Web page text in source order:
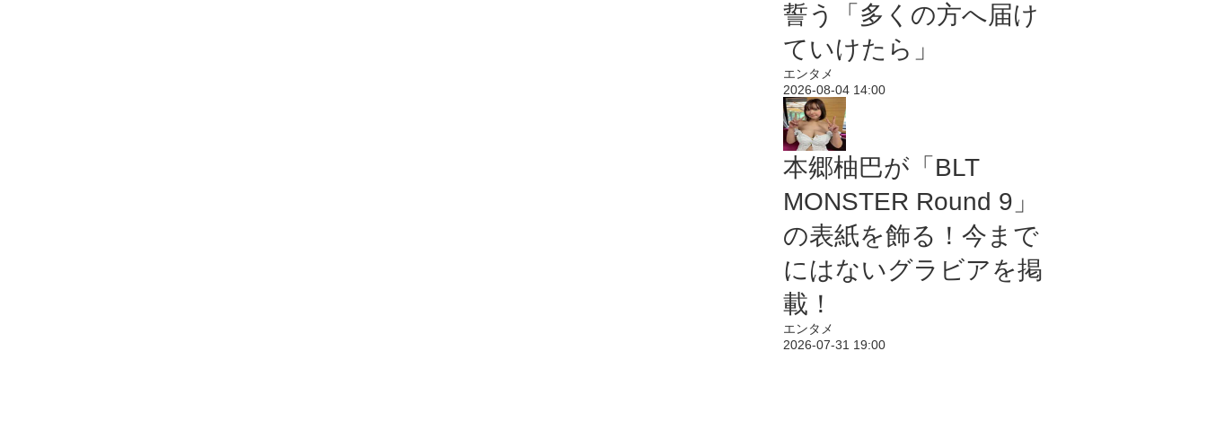
誓う「多くの方へ届け
ていけたら」
エンタメ
2026-08-04 14:00
本郷柚巴が「BLT
MONSTER Round 9」
の表紙を飾る！今まで
にはないグラビアを掲
載！
エンタメ
2026-07-31 19:00